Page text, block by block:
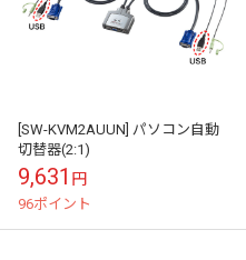
[SW-KVM2AUUN] パソコン自動
切替器(2:1)
9,631 円
96ポイント